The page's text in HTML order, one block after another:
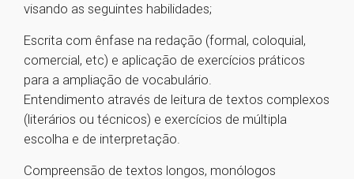
visando as seguintes habilidades;
Escrita com ênfase na redação (formal, coloquial,
comercial, etc) e aplicação de exercícios práticos
para a ampliação de vocabulário.
Entendimento através de leitura de textos complexos
(literários ou técnicos) e exercícios de múltipla
escolha e de interpretação.
Compreensão de textos longos, monólogos